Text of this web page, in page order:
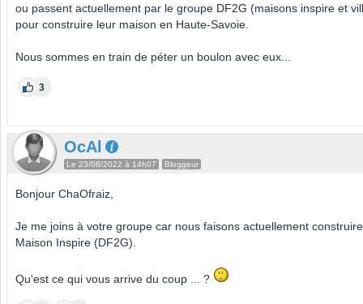
ou passent actuellement par le groupe DF2G (maisons inspire et
pour construire leur maison en Haute-Savoie.
Nous sommes en train de péter un boulon avec eux...
3
OcAl
Le 23/08/2022 à 14h07 Bloggeur
Bonjour ChaOfraiz,
Je me joins à votre groupe car nous faisons actuellement
Maison Inspire (DF2G).
Qu'est ce qui vous arrive du coup ... ?